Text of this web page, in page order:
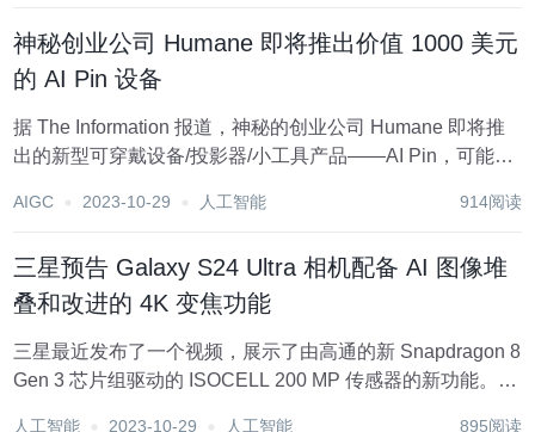
神秘创业公司 Humane 即将推出价值 1000 美元
的 AI Pin 设备
据 The Information 报道，神秘的创业公司 Humane 即将推
出的新型可穿戴设备/投影器/小工具产品——AI Pin，可能的
来自 Humane 尽管这个神秘的设备已经研发了数年，...
AIGC 2023-10-29 人工智能 914阅读
三星预告 Galaxy S24 Ultra 相机配备 AI 图像堆
叠和改进的 4K 变焦功能
三星最近发布了一个视频，展示了由高通的新 Snapdragon 8
Gen 3 芯片组驱动的 ISOCELL 200 MP 传感器的新功能。目
人工智能 2023-10-29 人工智能 895阅读